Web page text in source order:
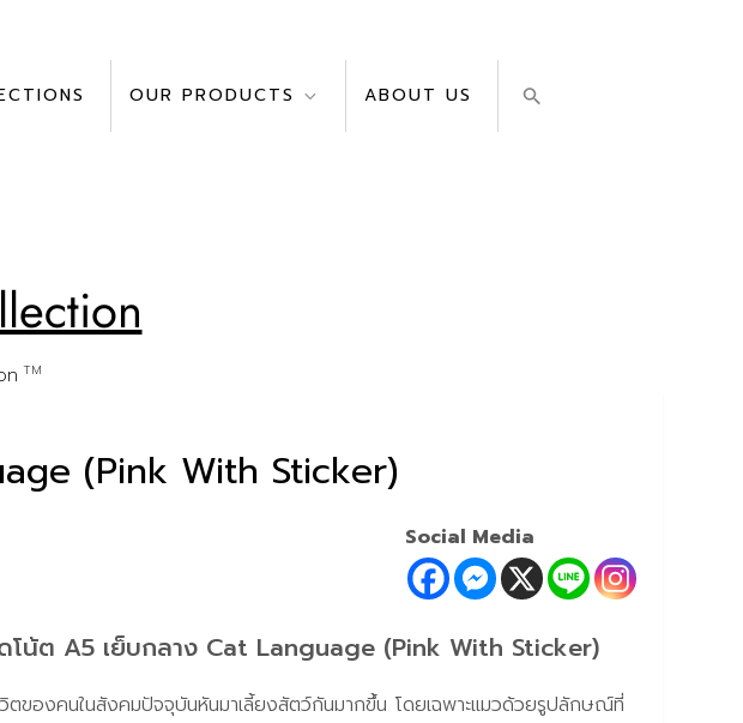
OUR PRODUCTS ABOUT US
TM
(Pink With Sticker)
Social Media
โน้ต A5 เย็บกลาง Cat Language (Pink With Sticker)
ตของคนในสังคมปัจจุบันหันมาเลี้ยงสัตว์กันมากขึ้น โดยเฉพาะแมวด้วยรูปลักษณ์ที่